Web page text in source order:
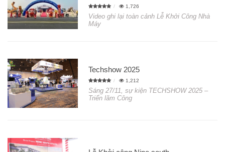
1,726
Video ghi lại toàn cảnh Lễ Khởi Công Nhà
Máy
Techshow 2025
1,212
Sáng 27/11, sự kiện TECHSHOW 2025 –
Triển lãm Công